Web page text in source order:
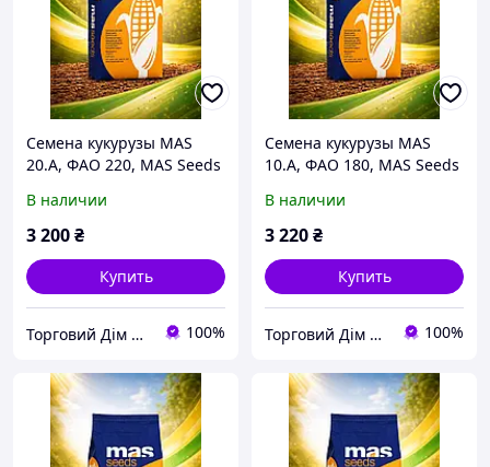
Семена кукурузы MAS
20.A, ФАО 220, MAS Seeds
В наличии
3 200₴
Купить
Торговий Дім Насіння 100%
Семена кукурузы MAS
10.A, ФАО 180, MAS Seeds
В наличии
3 220₴
Купить
Торговий Дім Насіння 100%